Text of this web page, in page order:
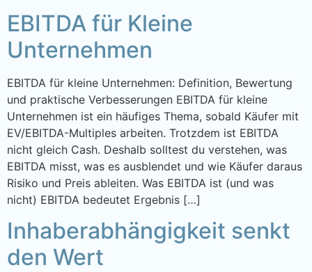
EBITDA für Kleine
Unternehmen
EBITDA für kleine Unternehmen: Definition, Bewertung
und praktische Verbesserungen EBITDA für kleine
Unternehmen ist ein häufiges Thema, sobald Käufer mit
EV/EBITDA-Multiples arbeiten. Trotzdem ist EBITDA
nicht gleich Cash. Deshalb solltest du verstehen, was
EBITDA misst, was es ausblendet und wie Käufer daraus
Risiko und Preis ableiten. Was EBITDA ist (und was
nicht) EBITDA bedeutet Ergebnis […]
Inhaberabhängigkeit senkt
den Wert